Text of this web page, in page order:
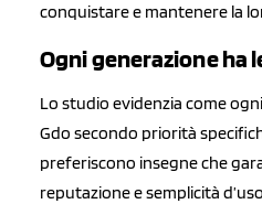
conquistare e mantenere la
Ogni generazione ha
Lo studio evidenzia come
Gdo secondo priorità
preferiscono insegne che
reputazione e semplicità